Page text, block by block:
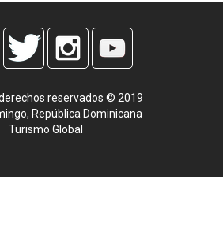
reservados © 2019
República Dominicana
Turismo Global